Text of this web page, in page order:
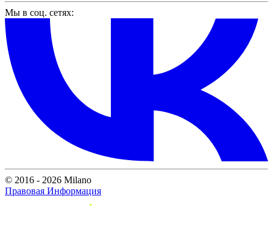
Мы в соц. сетях:
© 2016 - 2026 Milano
Правовая Информация